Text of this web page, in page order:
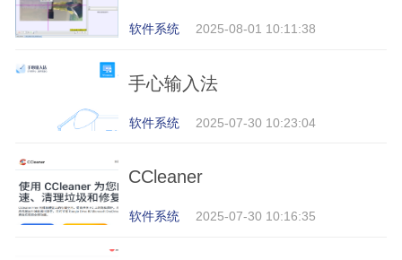
软件系统 2025-08-01 10:11:38
手心输入法
软件系统 2025-07-30 10:23:04
CCleaner
软件系统 2025-07-30 10:16:35